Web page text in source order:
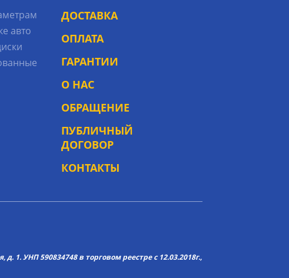
авто
ДОСТАВКА
ОПЛАТА
ГАРАНТИИ
О НАС
ОБРАЩЕНИЕ
ПУБЛИЧНЫЙ
ДОГОВОР
КОНТАКТЫ
1. УНП 590834748 в торговом реестре с 12.03.2018г.,